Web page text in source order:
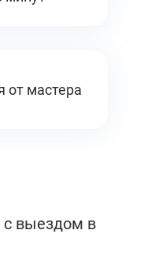
от мастера
с выездом в